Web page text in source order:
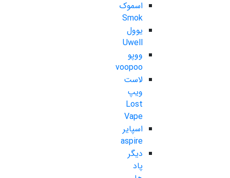
اسموک
Smok
یوول
Uwell
ووپو
voopoo
لاست
ویپ
Lost
Vape
اسپایر
aspire
دیگر
پاد